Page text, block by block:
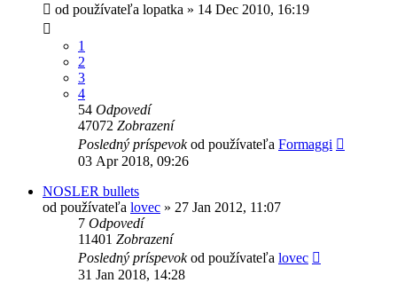
od používateľa lopatka » 14 Dec 2010, 16:19
1
2
3
4
54 Odpovedí
47072 Zobrazení
Posledný príspevokod používateľa Formaggi
03 Apr 2018, 09:26
NOSLER bullets
od používateľa lovec » 27 Jan 2012, 11:07
7 Odpovedí
11401 Zobrazení
Posledný príspevokod používateľa lovec
31 Jan 2018, 14:28